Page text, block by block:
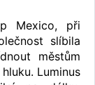
Mexico, při
slíbila
městům
Luminus